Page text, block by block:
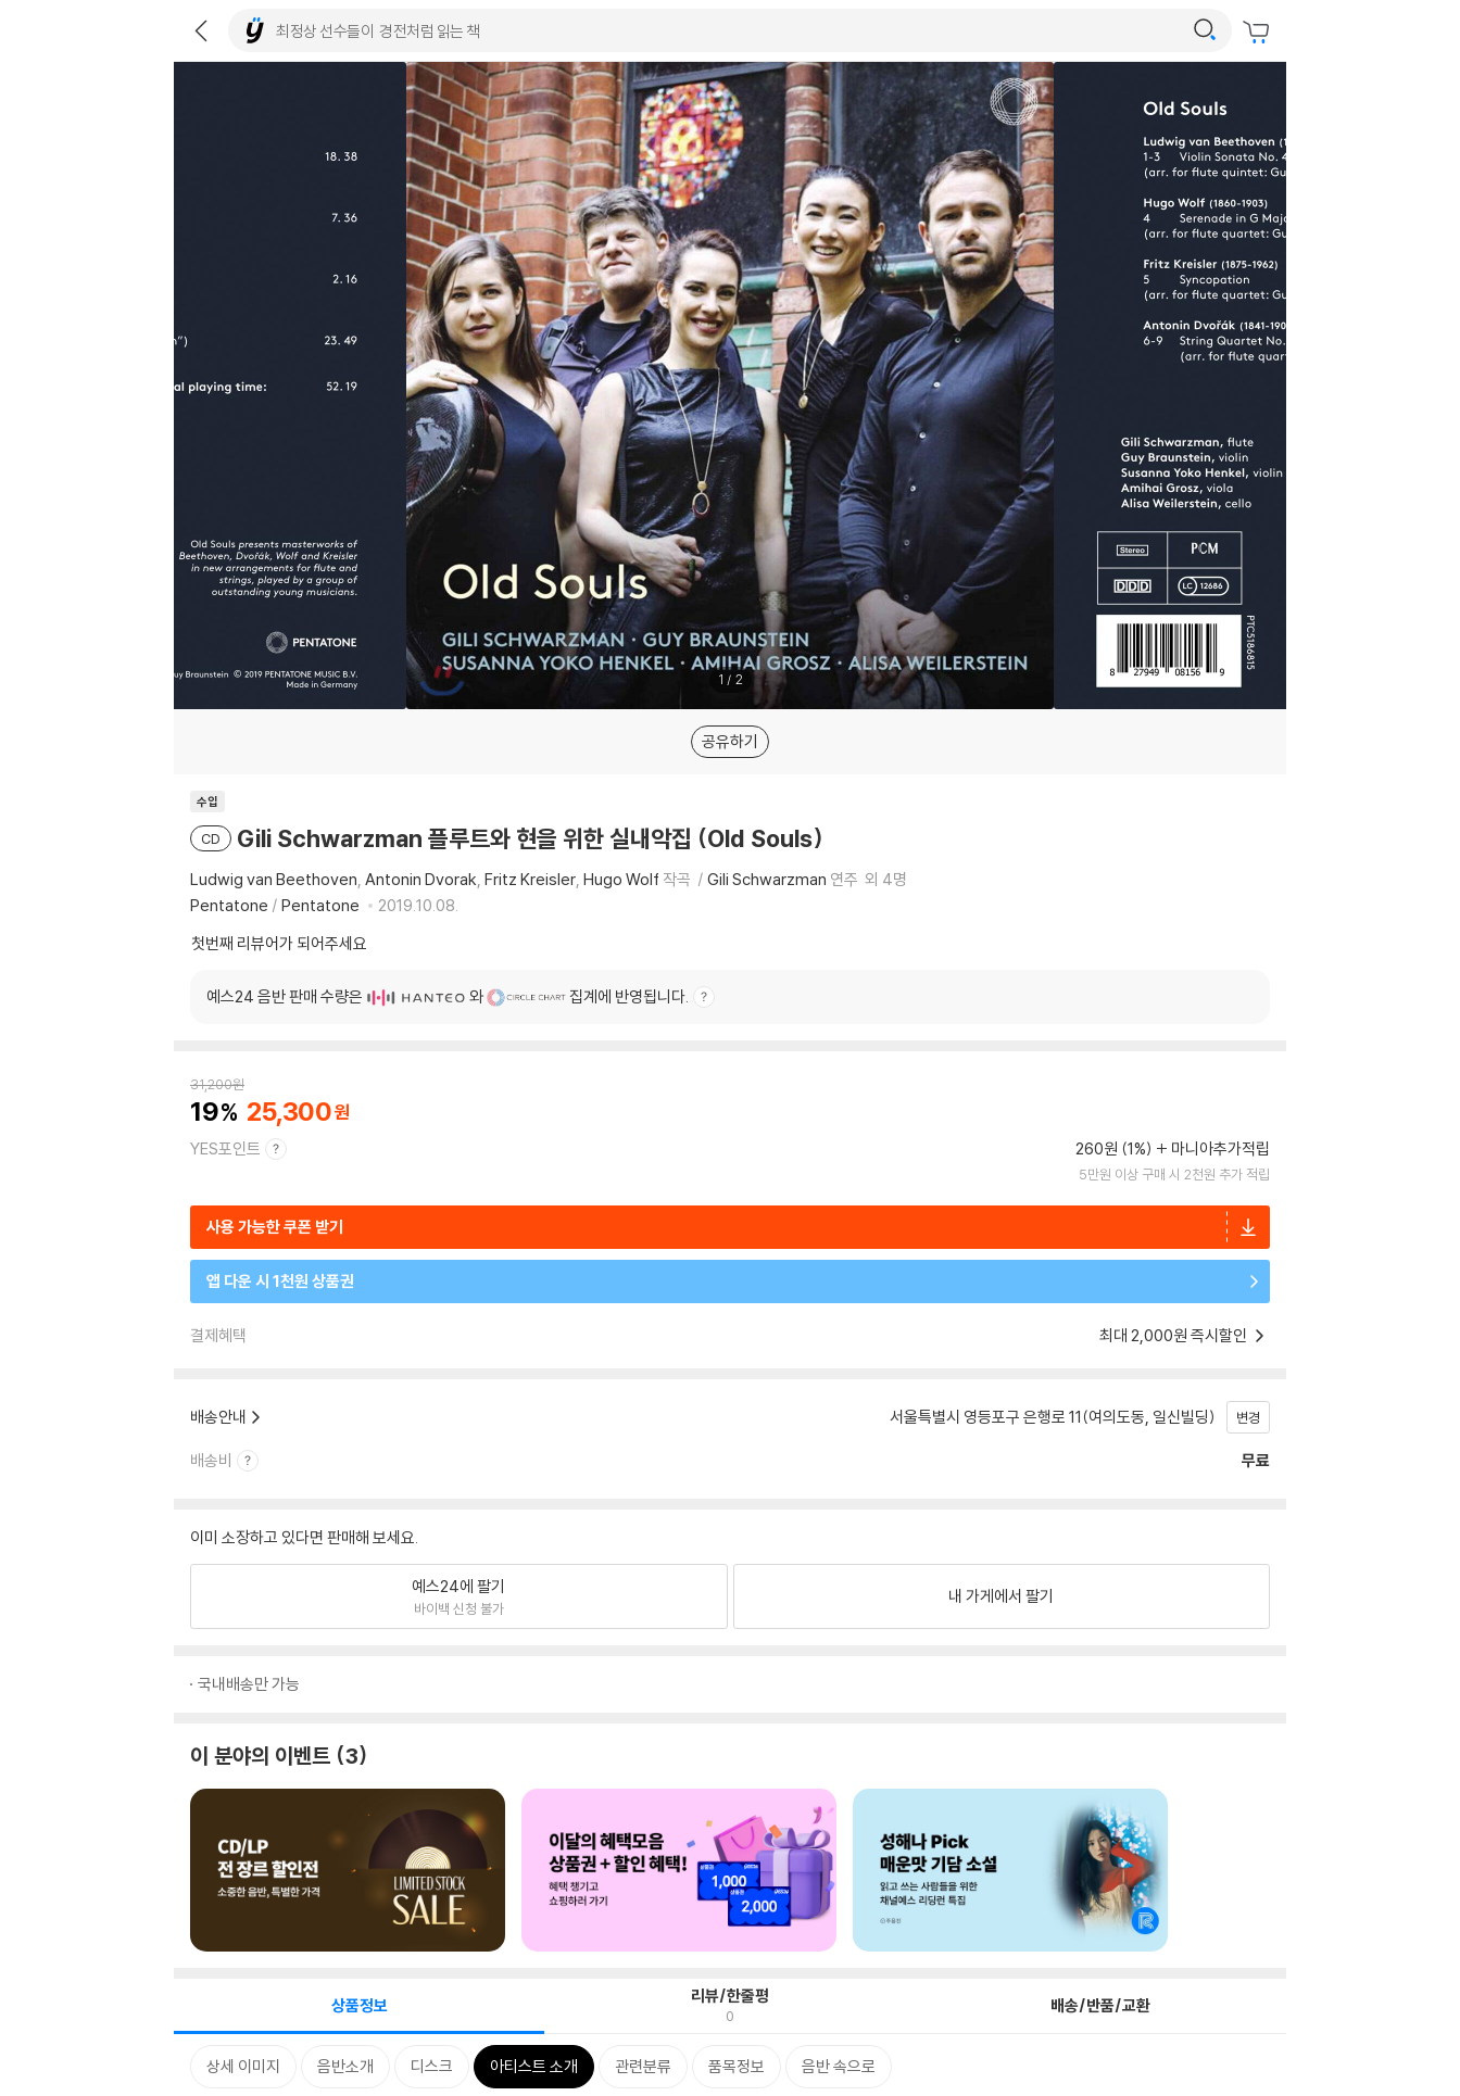
1 / 2
공유하기
수입
CD Gili Schwarzman 플루트와 현을 위한 실내악집 (Old Souls)
Ludwig van Beethoven Antonin Dvorak Fritz Kreisler Hugo Wolf 작곡 Gili Schwarzman 연주 외 4명
Pentatone / Pentatone
2019.10.08.
첫번째 리뷰어가 되어주세요
예스24 음반 판매 수량은 와 집계에 반영됩니다.
31,200원
19 25,300
YES포인트 260원 (1%) 마니아추가적립
5만원 이상 구매 시 2천원 추가 적립
사용 가능한 쿠폰 받기
앱 다운 시 1천원 상품권
결제혜택 최대 2,000원 즉시할인
배송안내 서울특별시 영등포구 은행로 11(여의도동, 일신빌딩) 변경
배송비 무료
이미 소장하고 있다면 판매해 보세요.
예스24에 팔기
바이백 신청 불가
내 가게에서 팔기
국내배송만 가능
이 분야의 이벤트 3
상품정보 리뷰/한줄평
0 배송/반품/교환
상세 이미지 음반소개 디스크 아티스트 소개 관련분류 품목정보 음반 속으로